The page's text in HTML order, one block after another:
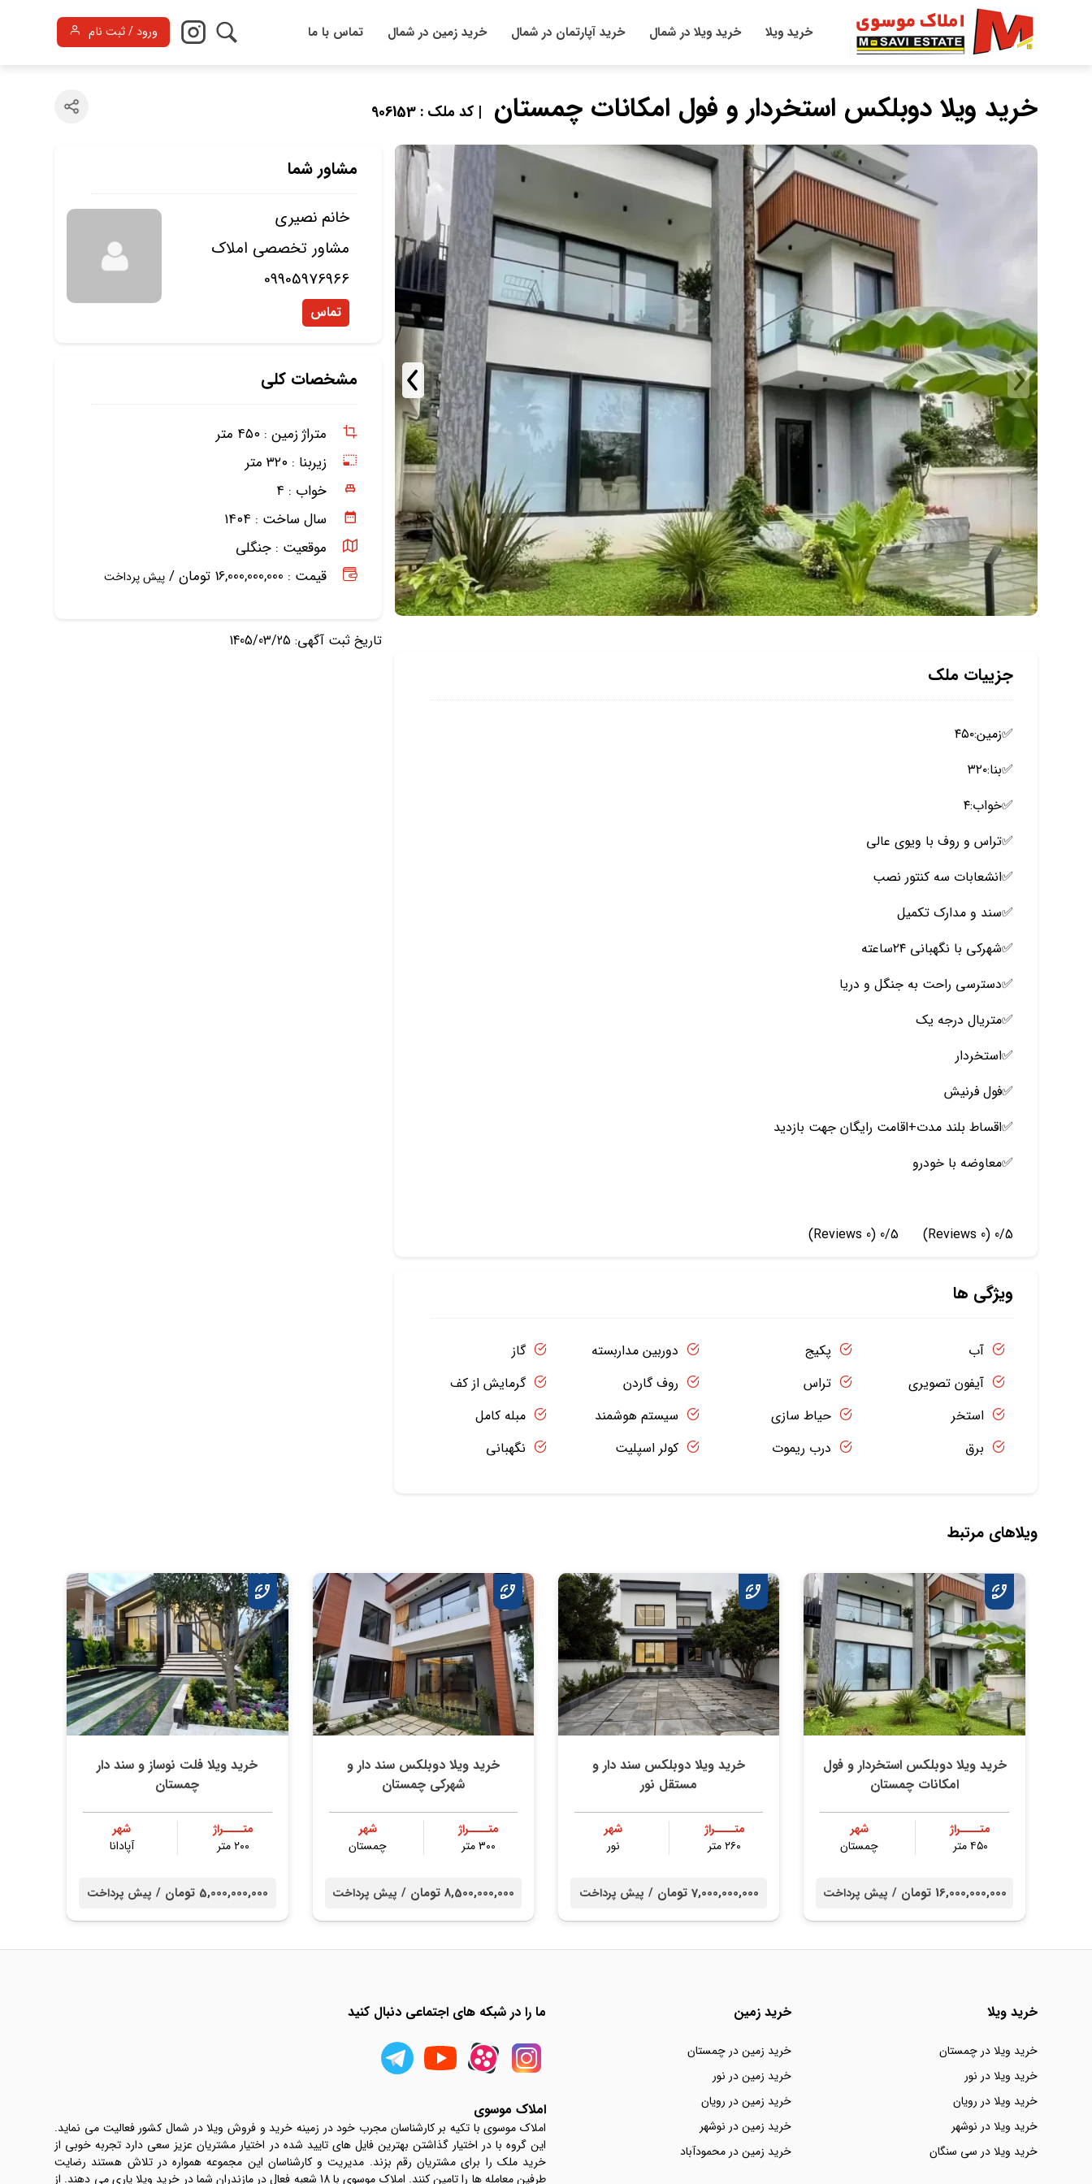
خرید ویلا خرید ویلا در شمال خرید آپارتمان در شمال خرید زمین در شمال تماس با ما ورود / ثبت نام
خرید ویلا دوبلکس استخردار و فول امکانات چمستان | کد ملک : 906153
مشاور شما
خانم نصیری
مشاور تخصصی املاک
09905976966
تماس
مشخصات کلی
متراژ زمین : ۴۵۰ متر
زیربنا : ۳۲۰ متر
خواب : ۴
سال ساخت : ۱۴۰۴
موقعیت : جنگلی
قیمت : 16,000,000,000 تومان /
پیش پرداخت
تاریخ ثبت آگهی: 1405/03/25
جزییات ملک
✅️زمین:۴۵۰
✅️بنا:۳۲۰
✅️خواب:۴
✅️تراس و روف با ویوی عالی
✅انشعابات سه کنتور نصب
️✅️سند و مدارک تکمیل
✅️شهرکی با نگهبانی ۲۴ساعته
✅️دسترسی راحت به جنگل و دریا
✅️متریال درجه یک
✅️استخردار
✅️فول فرنیش
✅️اقساط بلند مدت+اقامت رایگان جهت بازدید
✅️معاوضه با خودرو
0/5
(0 Reviews)
0/5
(0 Reviews)
ویژگی ها
آب
آیفون تصویری
استخر
برق
پکیج
تراس
حیاط سازی
درب ریموت
دوربین مداربسته
روف گاردن
سیستم هوشمند
کولر اسپلیت
گاز
گرمایش از کف
مبله کامل
نگهبانی
ویلاهای مرتبط
خرید ویلا دوبلکس استخردار و فول
امکانات چمستان
متــــراژ
۴۵۰ متر
شهر
چمستان
16,000,000,000 تومان / پیش پرداخت
خرید ویلا دوبلکس سند دار و
مستقل نور
متــــراژ
۲۶۰ متر
شهر
نور
7,000,000,000 تومان / پیش پرداخت
خرید ویلا دوبلکس سند دار و
شهرکی چمستان
متــــراژ
۳۰۰ متر
شهر
چمستان
8,500,000,000 تومان / پیش پرداخت
خرید ویلا فلت نوساز و سند دار
چمستان
متــــراژ
۲۰۰ متر
شهر
آپادانا
5,000,000,000 تومان / پیش پرداخت
خرید ویلا
خرید ویلا در چمستان
خرید ویلا در نور
خرید ویلا در رویان
خرید ویلا در نوشهر
خرید ویلا در سی سنگان
خرید زمین
خرید زمین در چمستان
خرید زمین در نور
خرید زمین در رویان
خرید زمین در نوشهر
خرید زمین در محمودآباد
ما را در شبکه های اجتماعی دنبال کنید
املاک موسوی
املاک موسوی با تکیه بر کارشناسان مجرب خود در زمینه خرید و فروش ویلا در شمال کشور فعالیت می نماید.
این گروه با در اختیار گذاشتن بهترین فایل های تایید شده در اختیار مشتریان عزیز سعی دارد تجربه خوبی از
خرید ملک را برای مشتریان رقم بزند. مدیریت و کارشناسان این مجموعه همواره در تلاش هستند رضایت
طرفین معامله ها را تامین کنند. املاک موسوی با 18 شعبه فعال در مازندران شما در خرید ویلا یاری می دهند. از